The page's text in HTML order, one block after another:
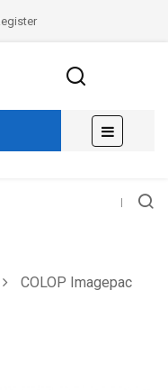
der
☰
COLOP Imagepac